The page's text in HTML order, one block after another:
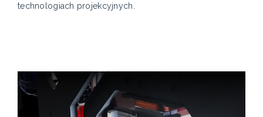
technologiach projekcyjnych.